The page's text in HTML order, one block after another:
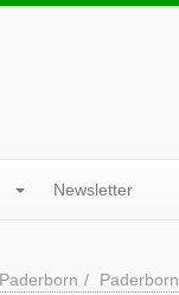
Newsletter
Paderborn